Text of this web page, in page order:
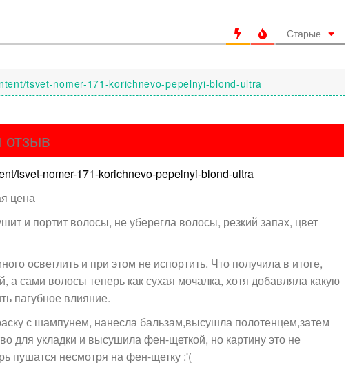
Старые
tsvet-nomer-171-korichnevo-pepelnyi-blond-ultra
tsvet-nomer-171-korichnevo-pepelnyi-blond-ultra
цена
и портит волосы, не уберегла волосы, резкий запах, цвет
осветлить и при этом не испортить. Что получила в итоге,
а сами волосы теперь как сухая мочалка, хотя добавляла какую
пагубное влияние.
с шампунем, нанесла бальзам,высушла полотенцем,затем
для укладки и высушила фен-щеткой, но картину это не
пушатся несмотря на фен-щетку :'(